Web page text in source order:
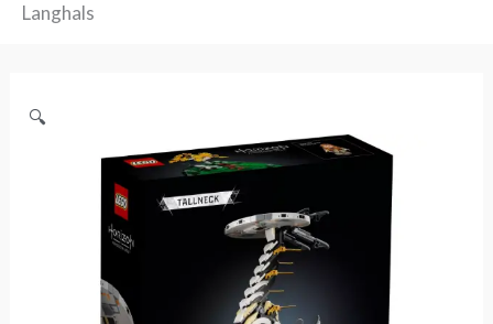
Langhals
🔍